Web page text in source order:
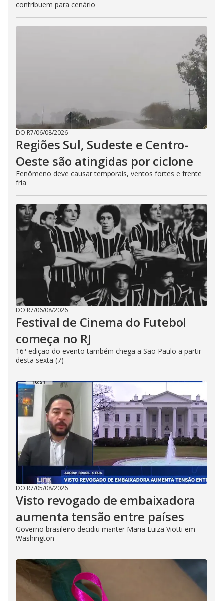
contribuem para cenário
DO R7/06/08/2026
Regiões Sul, Sudeste e Centro-
Oeste são atingidas por ciclone
Fenômeno deve causar temporais, ventos fortes e frente
fria
DO R7/06/08/2026
Festival de Cinema do Futebol
começa no RJ
16ª edição do evento também chega a São Paulo a partir
desta sexta (7)
DO R7/05/08/2026
Visto revogado de embaixadora
aumenta tensão entre países
Governo brasileiro decidiu manter Maria Luiza Viotti em
Washington